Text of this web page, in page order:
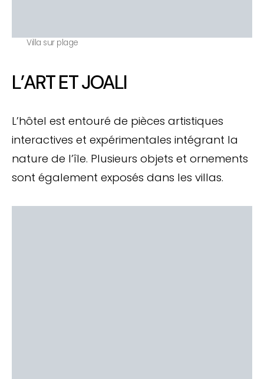
Villa sur plage
L’ART ET JOALI
L’hôtel est entouré de pièces artistiques
interactives et expérimentales intégrant la
nature de l’île. Plusieurs objets et ornements
sont également exposés dans les villas.